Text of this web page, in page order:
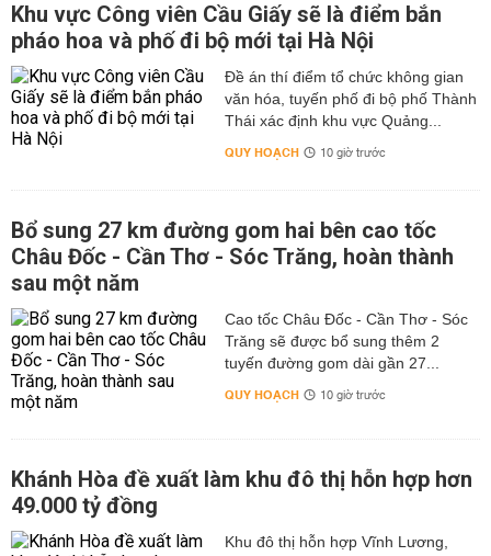
định không xảy ra các ca bệnh đăng ký an toàn dịch
bệnh trong một khoảng thời gian quy định cho từng bệnh,
từng loài động vật và hoạt động thú y tại cơ sở đó bảo
đảm kiểm soát được dịch bệnh.
Trong thời gian qua, dưới sự quan tâm và chăm sóc của
các cơ quan ban ngành, sự nỗ lực cố gắng không ngừng
người chăn nuôi trong công tác xây dựng vùng, cơ sở an
toàn dịch bệnh trên địa bàn cả nước đã có những chuyển
biến vô cùng tích cực. Từ đó, góp phần giúp ngành chăn
nuôi phát triển tốt hơn, phù hợp với các xu thế hội nhập
của Thế giới, thúc đẩy xuất khẩu động vật và những sản
phẩm động vật ra thị trường quốc tế.
Lợi ích khi xây dựng vùng, cơ sở an toàn dịch bệnh
Khi đã xây dựng được vùng, cơ sở an toàn dịch bệnh sẽ
tạo điều kiện thuận lợi hơn trong công tác kiểm dịch và
vận chuyển khi xuất bán. Đồng thời, người chăn nuôi
giống, động vật và những sản phẩm từ động vật. Được
phép vận chuyển những sản phẩm động vật an toàn ra
khỏi vùng có dịch. Đây chính là một lợi thế lớn đối với
Khu vực Công viên Cầu Giấy sẽ là điểm bắn
pháo hoa và phố đi bộ mới tại Hà Nội
Đề án thí điểm tổ chức không gian
văn hóa, tuyến phố đi bộ phố Thành
Thái xác định khu vực Quảng...
QUY HOẠCH 10 giờ trước
Bổ sung 27 km đường gom hai bên cao tốc
Châu Đốc - Cần Thơ - Sóc Trăng, hoàn thành
sau một năm
Cao tốc Châu Đốc - Cần Thơ - Sóc
Trăng sẽ được bổ sung thêm 2
tuyến đường gom dài gần 27...
QUY HOẠCH 10 giờ trước
Khánh Hòa đề xuất làm khu đô thị hỗn hợp hơn
49.000 tỷ đồng
Khu đô thị hỗn hợp Vĩnh Lương,